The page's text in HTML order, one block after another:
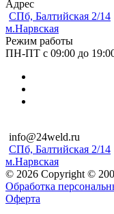
Адрес
СПб, Балтийская 2/14
м.Нарвская
Режим работы
ПН-ПТ с 09:00 до
info@24weld.ru
СПб, Балтийская 2/14
м.Нарвская
© 2026 Copyright ©
Обработка
Оферта